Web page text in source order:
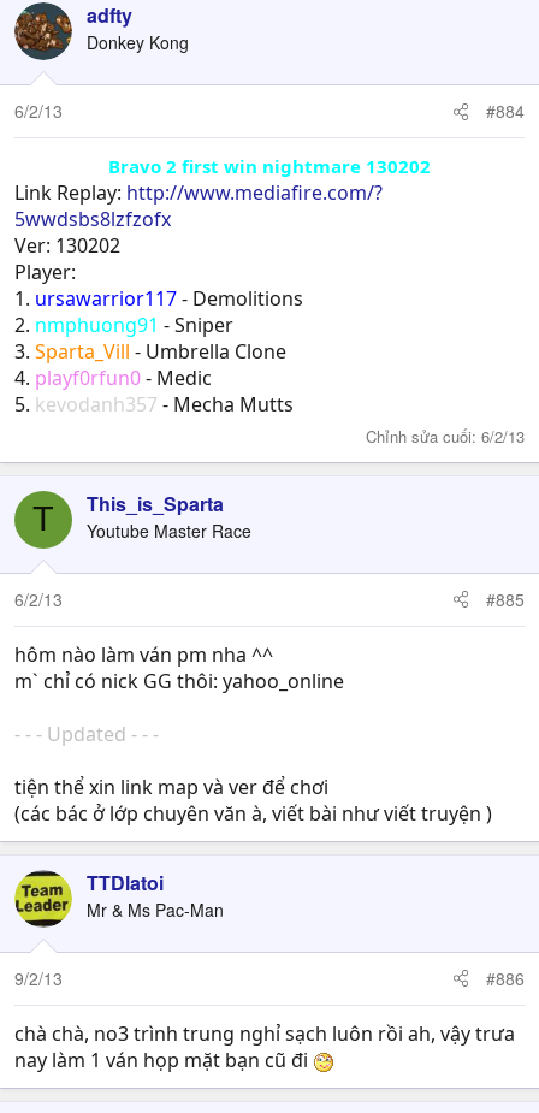
adfty
Donkey Kong
6/2/13 #884
Bravo 2 first win nightmare 130202
Link Replay: http://www.mediafire.com/?
5wwdsbs8lzfzofx
Ver: 130202
Player:
1. ursawarrior117- Demolitions
2. nmphuong91 - Sniper
3. Sparta_Vill - Umbrella Clone
4. playf0rfun0- Medic
5. kevodanh357 - Mecha Mutts
Chỉnh sửa cuối: 6/2/13
T This_is_Sparta
Youtube Master Race
6/2/13 #885
hôm nào làm ván pm nha ^^
m` chỉ có nick GG thôi: yahoo_online
- - - Updated - - -
tiện thể xin link map và ver để chơi
(các bác ở lớp chuyên văn à, viết bài như viết truyện )
TTDlatoi
Mr & Ms Pac-Man
9/2/13 #886
chà chà, no3 trình trung nghỉ sạch luôn rồi ah, vậy trưa
nay làm 1 ván họp mặt bạn cũ đi